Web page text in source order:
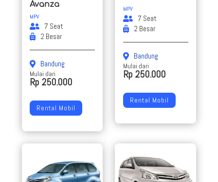
Avanza
MPV
7 Seat
2 Besar
Bandung
Mulai dari
Rp 250.000
Rental Mobil
MPV
7 Seat
2 Besar
Bandung
Mulai dari
Rp 250.000
Rental Mobil